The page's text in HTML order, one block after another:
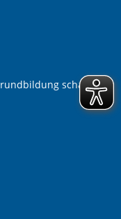
schaffen